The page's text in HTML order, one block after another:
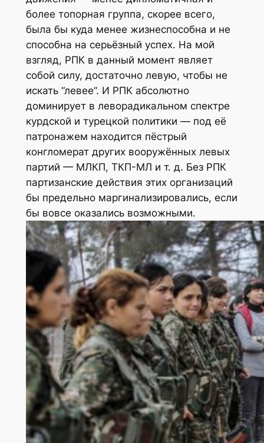
более топорная группа, скорее всего,
была бы куда менее жизнеспособна и не
способна на серьёзный успех. На мой
взгляд, РПК в данный момент являет
собой силу, достаточно левую, чтобы не
искать “левее”. И РПК абсолютно
доминирует в леворадикальном спектре
курдской и турецкой политики — под её
патронажем находится пёстрый
конгломерат других вооружённых левых
партий — МЛКП, ТКП-МЛ и т. д. Без РПК
партизанские действия этих организаций
бы предельно маргинализировались, если
бы вовсе оказались возможными.